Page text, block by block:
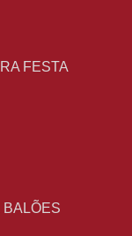
FESTA
BALÕES